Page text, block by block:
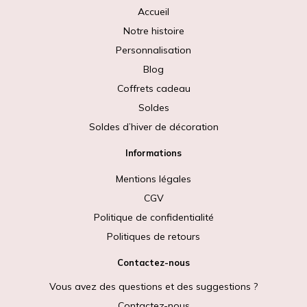
Accueil
Notre histoire
Personnalisation
Blog
Coffrets cadeau
Soldes
Soldes d’hiver de décoration
Informations
Mentions légales
CGV
Politique de confidentialité
Politiques de retours
Contactez-nous
Vous avez des questions et des suggestions ?